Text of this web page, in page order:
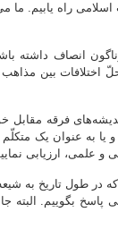
راه یابیم. ما
انصاف داشته
اختلافات بین
فرقه مقابل
و یا به عنوان یک
علمی، ارزیابی
در طول تاریخ به شیعه
پاسخ بگوییم. البته